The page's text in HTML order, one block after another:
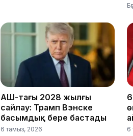
АҚШ-тағы 2028 жылғы
сайлау: Трамп Вэнске
басымдық бере бастады
6 тамыз, 2026 6